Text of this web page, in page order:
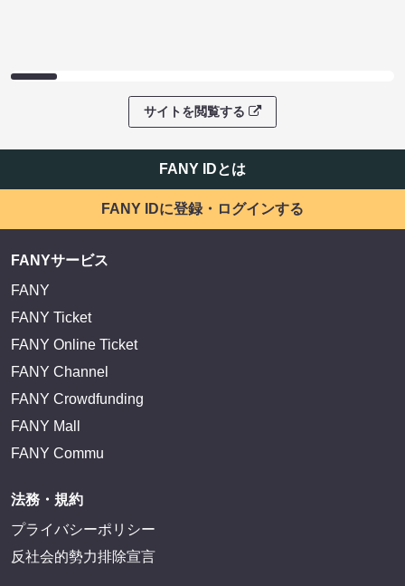
サイトを閲覧する
FANY IDとは
FANY IDに登録・ログインする
FANYサービス
FANY
FANY Ticket
FANY Online Ticket
FANY Channel
FANY Crowdfunding
FANY Mall
FANY Commu
法務・規約
プライバシーポリシー
反社会的勢力排除宣言